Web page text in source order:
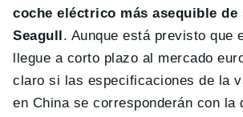
coche eléctrico más asequible de
Seagull . Aunque está previsto que
llegue a corto plazo al mercado
claro si las especificaciones de la
en China se corresponderán con la